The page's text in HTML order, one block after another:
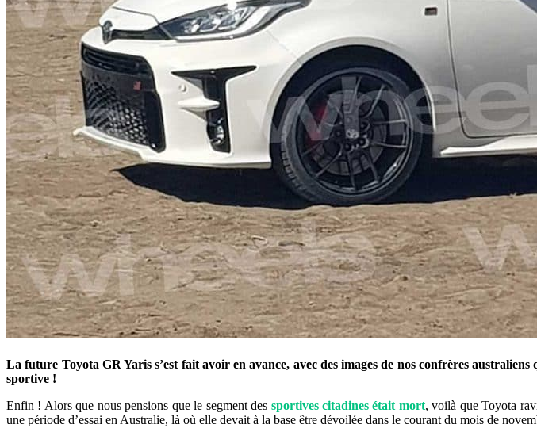
La future Toyota GR Yaris s’est fait avoir en avance, avec des images de nos confrères
sportive !
Enfin ! Alors que nous pensions que le segment des sportives citadines était mort, voilà que Toyota
une période d’essai en Australie, là où elle devait à la base être dévoilée dans le courant du mois de